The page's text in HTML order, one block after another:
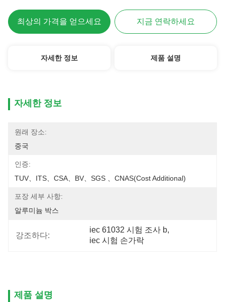
최상의 가격을 얻으세요 지금 연락하세요
자세한 정보 제품 설명
자세한 정보
원래 장소:
중국
인증:
TUV、ITS、CSA、BV、SGS 、CNAS(cost Additional)
포장 세부 사항:
알루미늄 박스
강조하다:
iec 61032 시험 조사 b,
iec 시험 손가락
제품 설명